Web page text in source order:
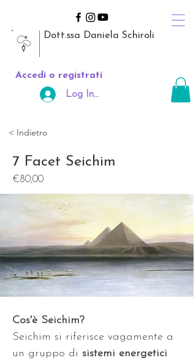
Dott.ssa Daniela Schiroli
Accedi o registrati
Log In Area Riservata
< Indietro
7 Facet Seichim
€80,00
Cos'è Seichim?
Seichim si riferisce vagamente a
un gruppo di sistemi energetici